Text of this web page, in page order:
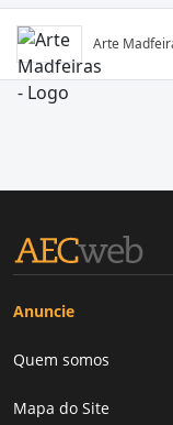
Arte
Anuncie
Quem somos
Mapa do Site